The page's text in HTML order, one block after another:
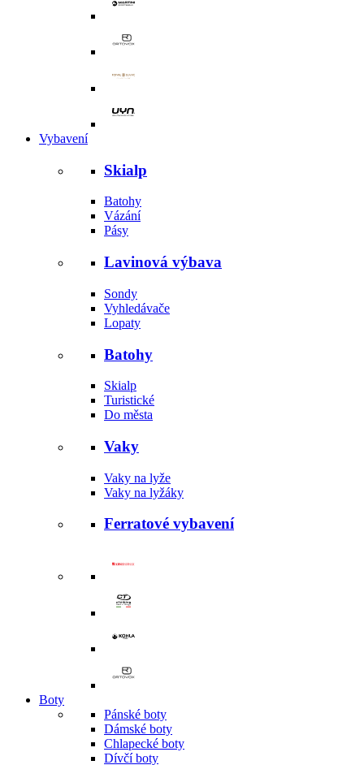
Vybavení
Skialp
Batohy
Vázání
Pásy
Lavinová výbava
Sondy
Vyhledávače
Lopaty
Batohy
Skialp
Turistické
Do města
Vaky
Vaky na lyže
Vaky na lyžáky
Ferratové vybavení
Boty
Pánské boty
Dámské boty
Chlapecké boty
Dívčí boty